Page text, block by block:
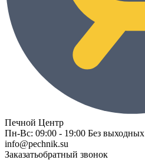
Печной Центр
Пн-Вс: 09:00 - 19:00 Без выходных
info@pechnik.su
Заказатьобратный звонок